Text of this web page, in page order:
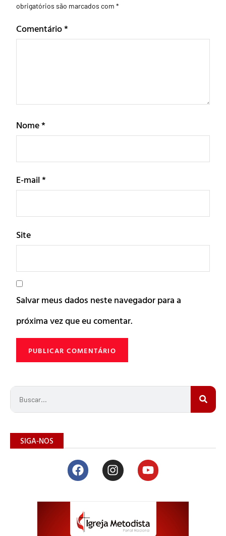
obrigatórios são marcados com *
Comentário*
Nome*
E-mail*
Site
Salvar meus dados neste navegador para a
próxima vez que eu comentar.
SIGA-NOS